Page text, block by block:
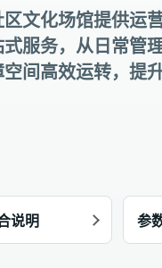
文化场馆提供运
服务，从日常管
间高效运转，提
说明 参